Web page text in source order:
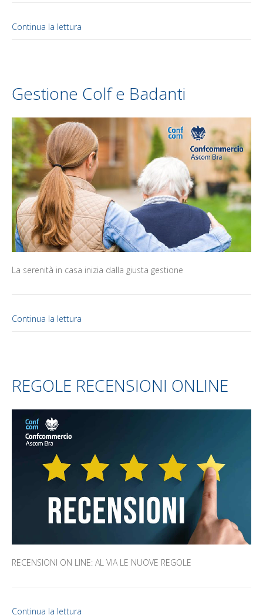
Continua la lettura
Gestione Colf e Badanti
La serenità in casa inizia dalla giusta gestione
Continua la lettura
REGOLE RECENSIONI ONLINE
RECENSIONI ON LINE: AL VIA LE NUOVE REGOLE
Continua la lettura